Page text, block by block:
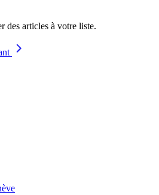
des articles à votre liste.